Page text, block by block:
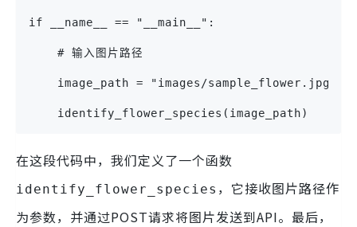
if __name__ == "__main__":
    # 输入图片路径
image_path = "images/sample_flower.jpg"  #
    identify_flower_species(image_path)
在这段代码中，我们定义了一个函数
identify_flower_species ，它接收图片路径作
为参数，并通过POST请求将图片发送到API。最后，